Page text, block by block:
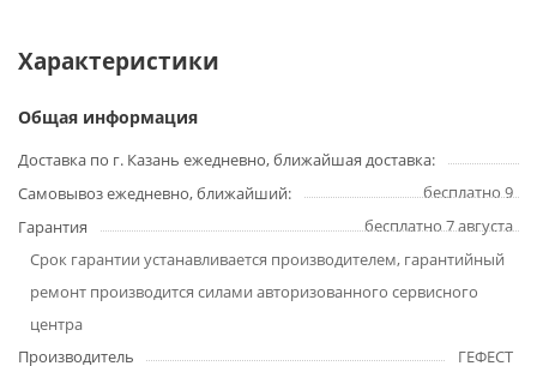
Характеристики
Общая информация
Доставка по г. Казань ежедневно, ближайшая доставка:
бесплатно 9
Самовывоз ежедневно, ближайший:
бесплатно 7 августа
Гарантия
Срок гарантии устанавливается производителем, гарантийный
ремонт производится силами авторизованного сервисного
центра
Производитель
ГЕФЕСТ